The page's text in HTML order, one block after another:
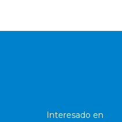
Interesado en